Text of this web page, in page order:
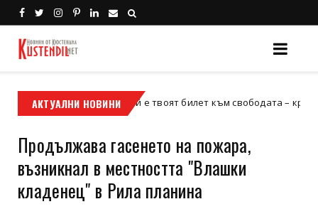
АКТУАЛНИ НОВИНИ
кросов мотор Кой е твоят билет към свободата – кросовият
Продължава гасенето на пожара,
възникнал в местността "Влашки
кладенец" в Рила планина